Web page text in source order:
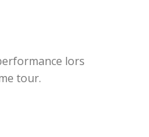
lors
tour.